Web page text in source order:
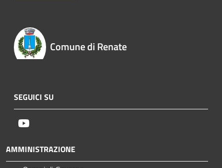
Comune di Renate
SEGUICI SU
AMMINISTRAZIONE